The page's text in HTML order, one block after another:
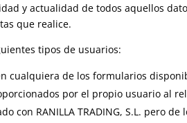
y actualidad de todos aquellos
que realice.
tipos de usuarios:
cualquiera de los formularios
por el propio usuario al
con RANILLA TRADING, S.L. pero